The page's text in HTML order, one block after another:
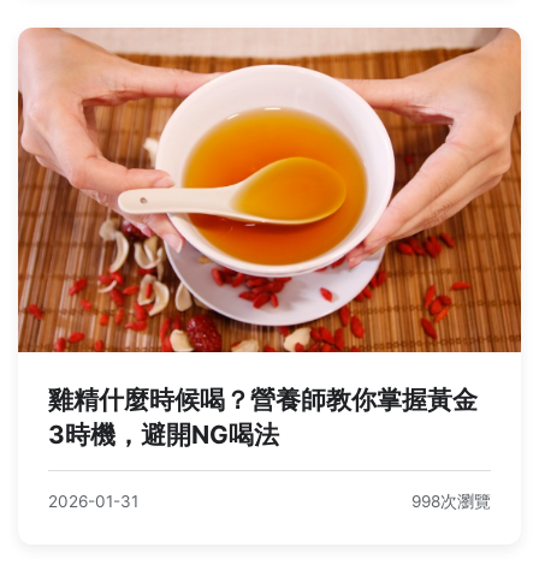
雞精什麼時候喝？營養師教你掌握黃金
3時機，避開NG喝法
2026-01-31 998次瀏覽